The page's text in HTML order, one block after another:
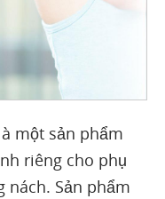
một sản phẩm
riêng cho phụ
nách. Sản phẩm